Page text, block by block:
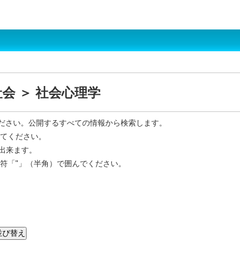
会 ＞ 社会心理学
い。公開するすべての情報から検索します。
ください。
ます。
"」（半角）で囲んでください。